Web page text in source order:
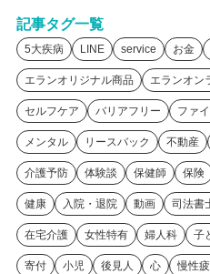
記事タグ一覧
5大疾病 LINE service お金
エランオリジナル商品 エランオン
セルフケア バリアフリー ファ
メンタル リースバック 不動産
介護予防 体験談 保健師 保険
健康 入院・退院 動画 司法書
在宅介護 女性特有 婦人科 子
寄付 小児 後見人 心 慢性